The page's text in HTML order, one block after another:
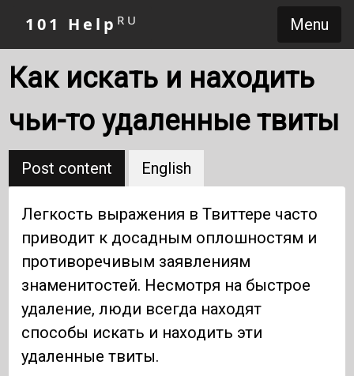
Menu
101 Help RU
Как искать и находить
чьи-то удаленные твиты
Post content English
Легкость выражения в Твиттере часто
приводит к досадным оплошностям и
противоречивым заявлениям
знаменитостей. Несмотря на быстрое
удаление, люди всегда находят
способы искать и находить эти
удаленные твиты.